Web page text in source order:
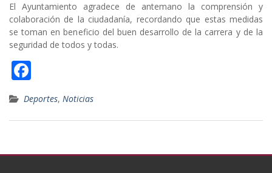
El Ayuntamiento agradece de antemano la comprensión y
colaboración de la ciudadanía, recordando que estas medidas
se toman en beneficio del buen desarrollo de la carrera y de la
seguridad de todos y todas.
ac
e
b
o
Deportes, Noticias